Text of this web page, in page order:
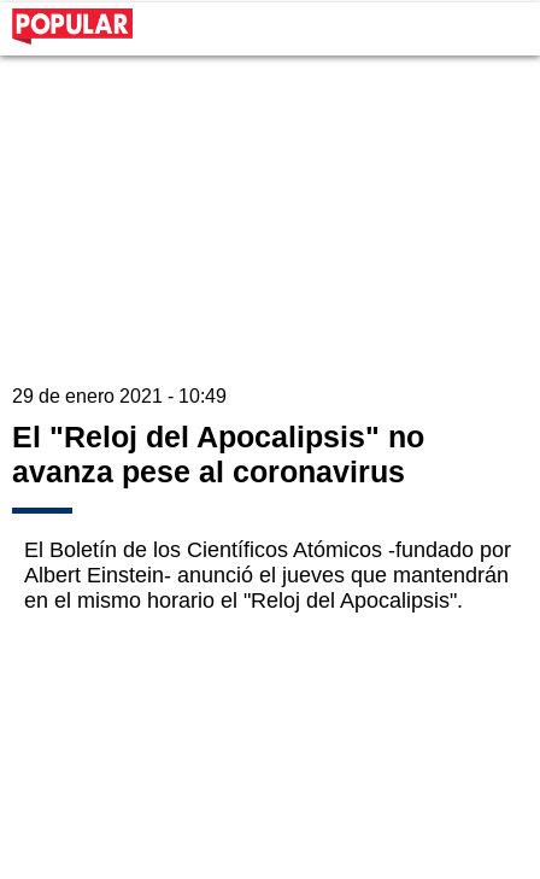
29 de enero 2021 - 10:49
El "Reloj del Apocalipsis" no
avanza pese al coronavirus
El Boletín de los Científicos Atómicos -fundado por
Albert Einstein- anunció el jueves que mantendrán
en el mismo horario el "Reloj del Apocalipsis".